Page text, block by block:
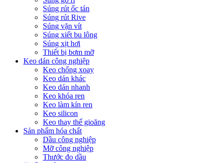
Súng rút ốc tán
Súng rút Rive
Súng vặn vít
Súng xiết bu lông
Súng xịt hơi
Thiết bị bơm mỡ
Keo dán công nghiệp
Keo chống xoay
Keo dán khác
Keo dán nhanh
Keo khóa ren
Keo làm kín ren
Keo silicon
Keo thay thế gioăng
Sản phẩm hóa chất
Dầu công nghiệp
Mỡ công nghiệp
Thước đo dầu